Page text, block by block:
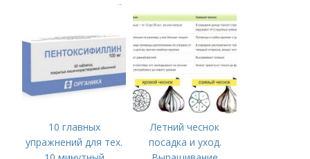
чеснока в открытый
10 главных
упражнений для тех.
Летний чеснок
посадка и уход.